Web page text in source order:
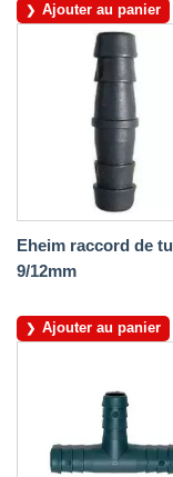
Ajouter au panier
Eheim raccord de
9/12mm
Ajouter au panier